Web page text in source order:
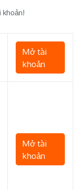
khoản!
Mở tài
khoản
Mở tài
khoản